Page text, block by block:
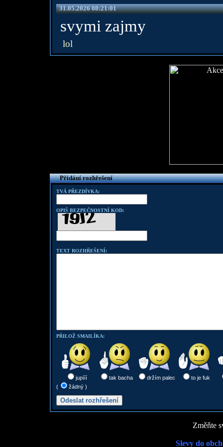
31.05.2026 08:21:01
svymi zajmy
lol
Přidání rozhřešení
TVÁ PŘEZDÍVKA:
OPIŠ BEZPEČNOSTNÍ KOD:
TEXT ROZHŘEŠENÍ:
PŘILOŽ SMAILÍKA:
jupííí tak bacha držím palec
to je fuk
(
žádný )
Změňte
Slevy do